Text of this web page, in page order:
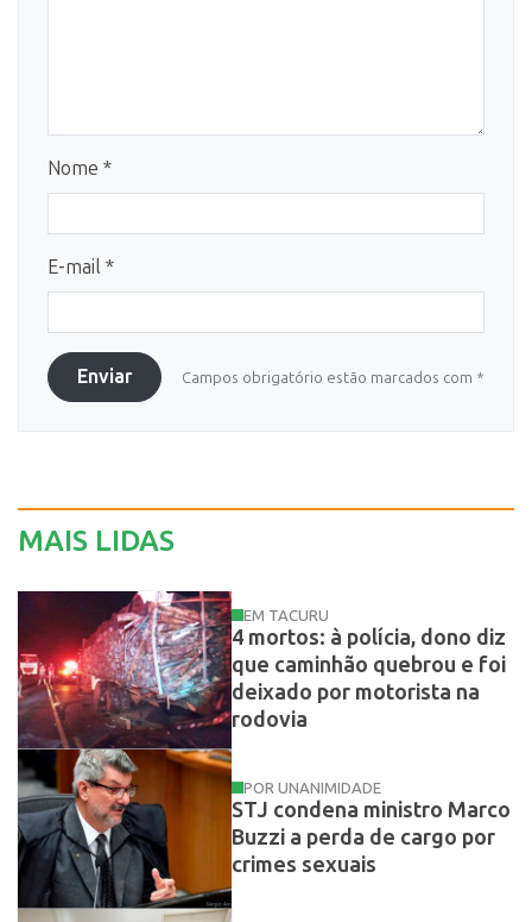
Nome *
E-mail *
Enviar Campos obrigatório estão marcados com *
MAIS LIDAS
EM TACURU
4 mortos: à polícia, dono diz
que caminhão quebrou e foi
deixado por motorista na
rodovia
POR UNANIMIDADE
STJ condena ministro Marco
Buzzi a perda de cargo por
crimes sexuais